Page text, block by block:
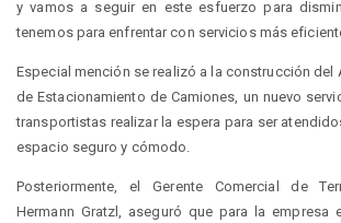
y vamos a seguir en este esfuerzo para
tenemos para enfrentar con servicios más
Especial mención se realizó a la construcción del
de Estacionamiento de Camiones, un nuevo
transportistas realizar la espera para ser
espacio seguro y cómodo.
Posteriormente, el Gerente Comercial de
Hermann Gratzl, aseguró que para la empresa